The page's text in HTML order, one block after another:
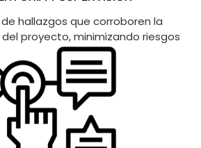
hallazgos que corroboren la
proyecto, minimizando riesgos